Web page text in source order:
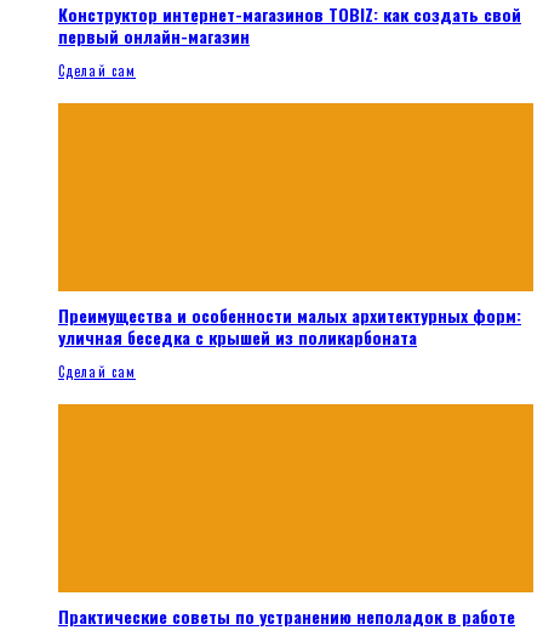
Конструктор интернет-магазинов TOBIZ: как создать свой
первый онлайн-магазин
Сделай сам
Преимущества и особенности малых архитектурных форм:
уличная беседка с крышей из поликарбоната
Сделай сам
Практические советы по устранению неполадок в работе